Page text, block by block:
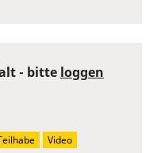
- bitte loggen
Video